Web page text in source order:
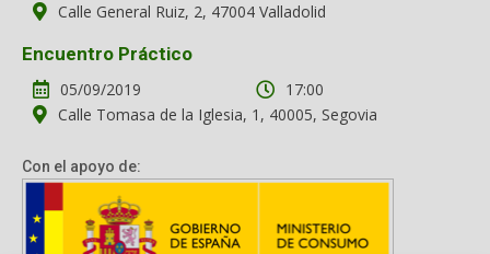
Calle General Ruiz, 2, 47004 Valladolid
Encuentro Práctico
05/09/2019
17:00
Calle Tomasa de la Iglesia, 1, 40005, Segovia
Con el apoyo de: